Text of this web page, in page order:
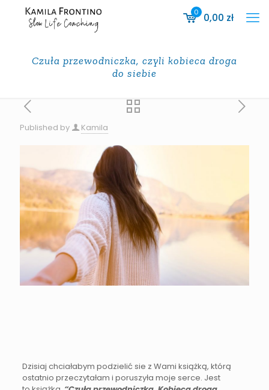
0 0,00 zł
Czuła przewodniczka, czyli kobieca droga
do siebie
Published by Kamila
Dzisiaj chciałabym podzielić sie z Wami książką, którą
ostatnio przeczytałam i poruszyła moje serce. Jest